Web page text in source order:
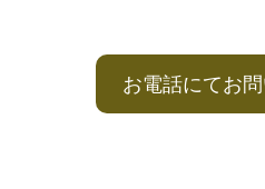
お電話にてお